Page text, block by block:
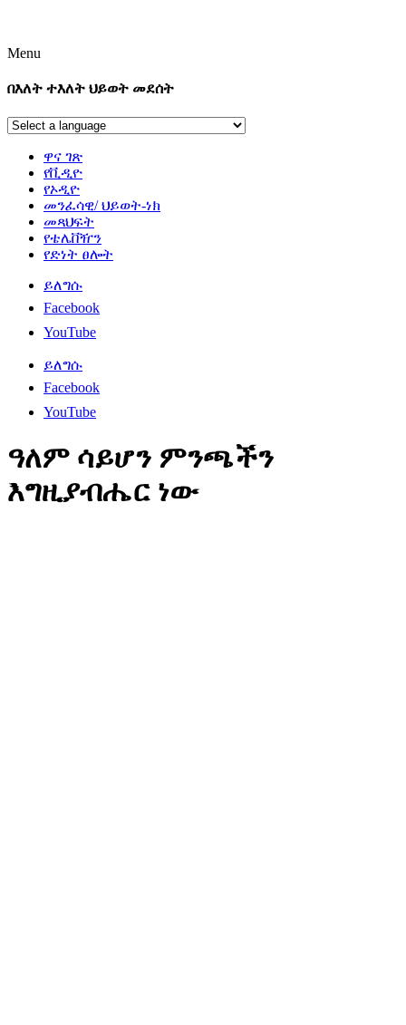
Menu
በእለት ተእለት ህይወት መደሰት
ዋና ገጽ
የቪዲዮ
የኦዲዮ
መንፈሳዊ/ ህይወት-ነክ
መጻህፍት
የቴሌቨዥን
የድነት ፀሎት
ይለግሱ
Facebook
YouTube
ይለግሱ
Facebook
YouTube
ዓለም ሳይሆን ምንጫችን
እግዚያብሔር ነው